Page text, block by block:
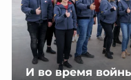
И во время